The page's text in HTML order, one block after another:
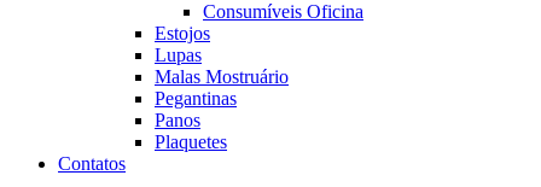
Consumíveis Oficina
Estojos
Lupas
Malas Mostruário
Pegantinas
Panos
Plaquetes
Contatos